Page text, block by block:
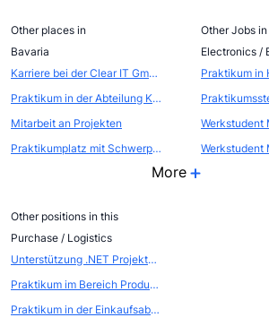
Other places in
Bavaria
Karriere bei der Clear IT GmbH
Praktikum in der Abteilung Kommunikation - Öffentlichkeitsarbeit / Eventmarketing
Mitarbeit an Projekten
Praktikumplatz mit Schwerpunkt Steuerberatung und Wirtschaftspr&uuml;fung
More
Other Jobs in
Electronics /
Other positions in this
Purchase / Logistics
Unterstützung .NET Projektentwicklung
Praktikum im Bereich Produkt-Management
Praktikum in der Einkaufsabteilung im Fair Trade- und Bio-Unternehmen